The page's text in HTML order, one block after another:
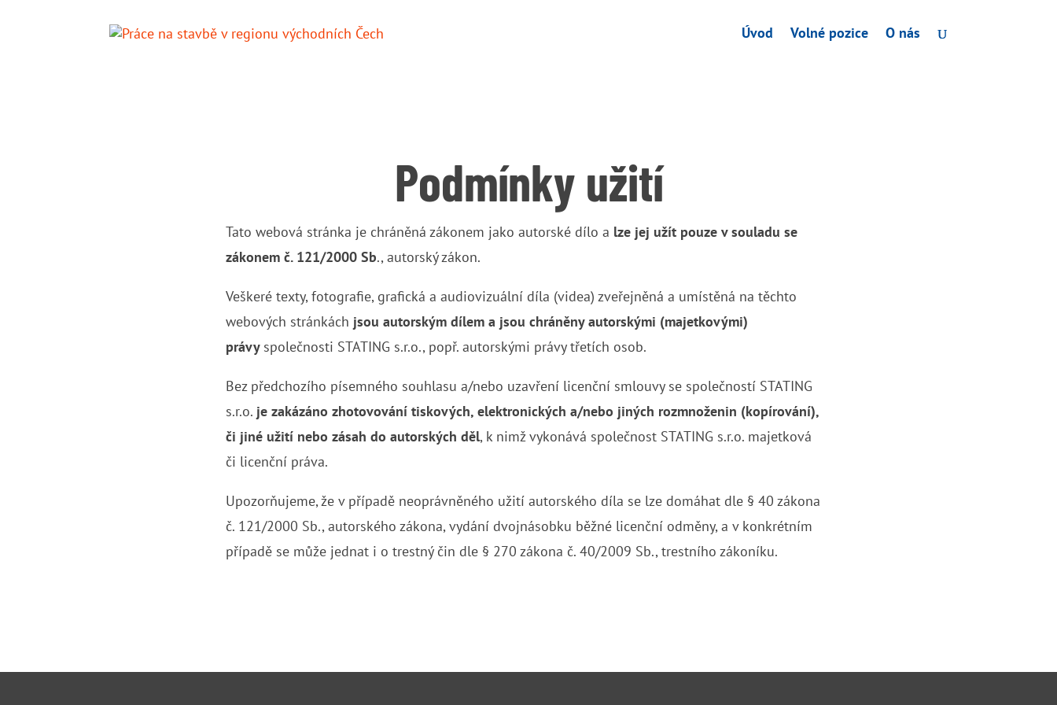
Úvod Volné pozice O nás
Podmínky užití
Tato webová stránka je chráněná zákonem jako autorské dílo a lze jej užít pouze v souladu se
zákonem č. 121/2000 Sb., autorský zákon.
Veškeré texty, fotografie, grafická a audiovizuální díla (videa) zveřejněná a umístěná na těchto
webových stránkách jsou autorským dílem a jsou chráněny autorskými (majetkovými)
právy společnosti STATING s.r.o., popř. autorskými právy třetích osob.
Bez předchozího písemného souhlasu a/nebo uzavření licenční smlouvy se společností STATING
s.r.o. je zakázáno zhotovování tiskových, elektronických a/nebo jiných rozmnoženin (kopírování),
či jiné užití nebo zásah do autorských děl, k nimž vykonává společnost STATING s.r.o. majetková
či licenční práva.
Upozorňujeme, že v případě neoprávněného užití autorského díla se lze domáhat dle § 40 zákona
č. 121/2000 Sb., autorského zákona, vydání dvojnásobku běžné licenční odměny, a v konkrétním
případě se může jednat i o trestný čin dle § 270 zákona č. 40/2009 Sb., trestního zákoníku.